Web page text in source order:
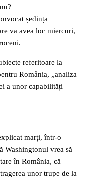
ședința
va avea loc miercuri,
referitoare la
România, „analiza
a unor capabilități
marți, într-o
Washingtonul vrea să
în România, că
unor trupe de la